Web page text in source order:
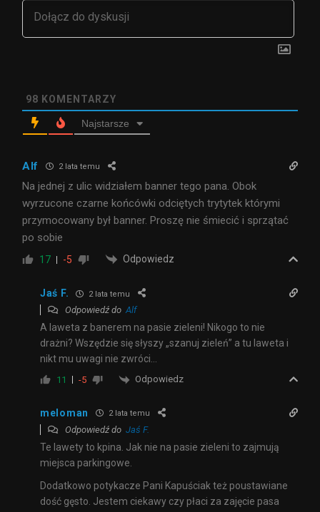
98 KOMENTARZY
Najstarsze
Alf 2 lata temu
Na jednej z ulic widziałem banner tego pana. Obok
wyrzucone czarne końcówki odciętych trytytek którymi
przymocowany był banner. Proszę nie śmiecić i sprzątać
po sobie
17 -5 Odpowiedz
Jaś F. 2 lata temu
Odpowiedź doAlf
A laweta z banerem na pasie zieleni! Nikogo to nie
drażni? Wszędzie się słyszy „szanuj zieleń” a tu laweta i
nikt mu uwagi nie zwróci…
11 -5 Odpowiedz
meloman 2 lata temu
Odpowiedź do Jaś F.
Te lawety to kpina. Jak nie na pasie zieleni to zajmują
miejsca parkingowe.
Dodatkowo potykacze Pani Kapuściak też poustawiane
dość gęsto. Jestem ciekawy czy płaci za zajęcie pasa